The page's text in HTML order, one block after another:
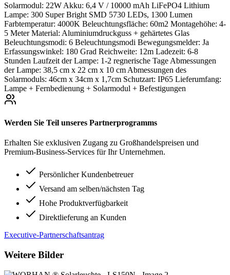
Solarmodul: 22W Akku: 6,4 V / 10000 mAh LiFePO4 Lithium
Lampe: 300 Super Bright SMD 5730 LEDs, 1300 Lumen
Farbtemperatur: 4000K Beleuchtungsfläche: 60m2 Montagehöhe: 4-
5 Meter Material: Aluminiumdruckguss + gehärtetes Glas
Beleuchtungsmodi: 6 Beleuchtungsmodi Bewegungsmelder: Ja
Erfassungswinkel: 180 Grad Reichweite: 12m Ladezeit: 6-8
Stunden Laufzeit der Lampe: 1-2 regnerische Tage Abmessungen
der Lampe: 38,5 cm x 22 cm x 10 cm Abmessungen des
Solarmoduls: 46cm x 34cm x 1,7cm Schutzart: IP65 Lieferumfang:
Lampe + Fernbedienung + Solarmodul + Befestigungen
Werden Sie Teil unseres Partnerprogramms
Erhalten Sie exklusiven Zugang zu Großhandelspreisen und
Premium-Business-Services für Ihr Unternehmen.
Persönlicher Kundenbetreuer
Versand am selben/nächsten Tag
Hohe Produktverfügbarkeit
Direktlieferung an Kunden
Executive-Partnerschaftsantrag
Weitere Bilder